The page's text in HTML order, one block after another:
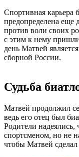
Спортивная карьера
предопределена еще
против воли своих
с этим к нему
день Матвей
сборной России.
Судьба
Матвей продолжил
ведь его отец был
Родители надеялись,
спортсменом, но не
чтобы Матвей сделал